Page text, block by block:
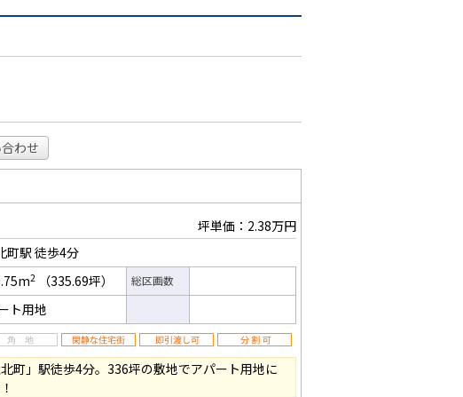
わせ
坪単価：2.38万円
町駅徒歩4分
2 （335.69坪）
総区画数
ト用地
町」駅徒歩4分。336坪の敷地でアパート用地に